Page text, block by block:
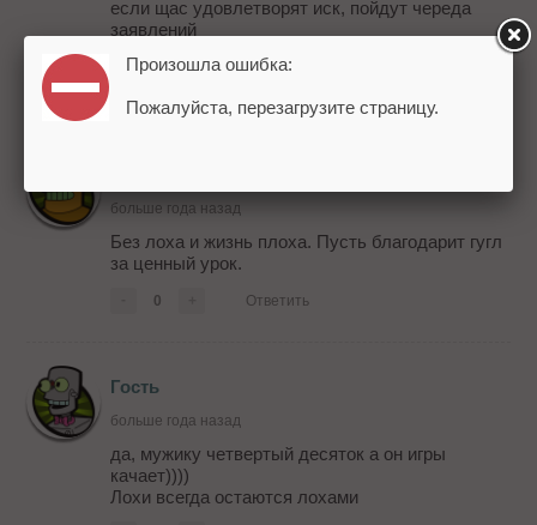
если щас удовлетворят иск, пойдут череда
заявлений
больше года назад
Без лоха и жизнь плоха. Пусть благодарит гугл
за ценный урок.
0 Ответить
Гость
больше года назад
да, мужику четвертый десяток а он игры
качает))))
Лохи всегда остаются лохами
Произошла ошибка:
Пожалуйста, перезагрузите страницу.